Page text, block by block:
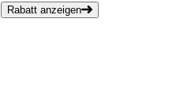
Rabatt anzeigen